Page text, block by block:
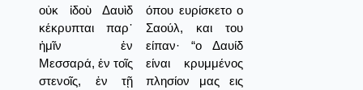
οὐκ ἰδοὺ Δαυὶδ
κέκρυπται παρ᾿
ἡμῖν ἐν
Μεσσαρά, ἐν τοῖς
στενοῖς, ἐν τῇ
όπου ευρίσκετο ο
Σαούλ, και του
είπαν· “ο Δαυίδ
είναι κρυμμένος
πλησίον μας εις